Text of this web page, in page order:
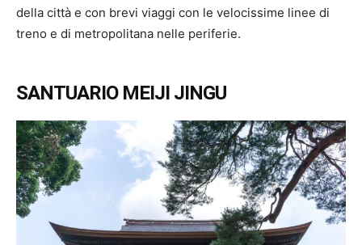
della città e con brevi viaggi con le velocissime linee di
treno e di metropolitana nelle periferie.
SANTUARIO MEIJI JINGU